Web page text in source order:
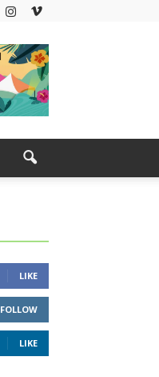
LIKE
FOLLOW
LIKE